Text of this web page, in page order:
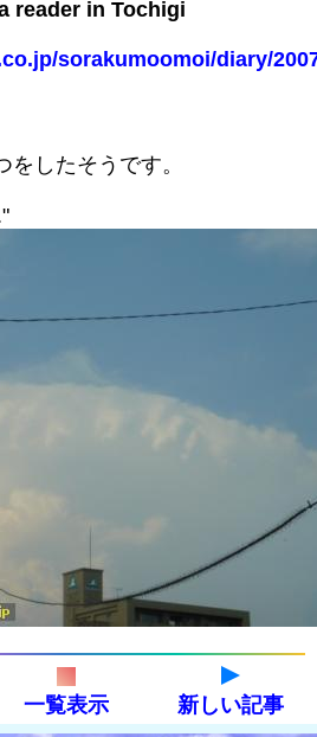
reader in Tochigi
sorakumoomoi/diary/
をしたそうです。
一覧表示 新しい記事